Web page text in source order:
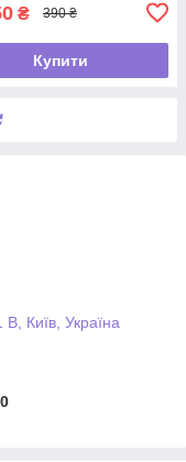
₴ 390 ₴
Купити
Київ, Україна